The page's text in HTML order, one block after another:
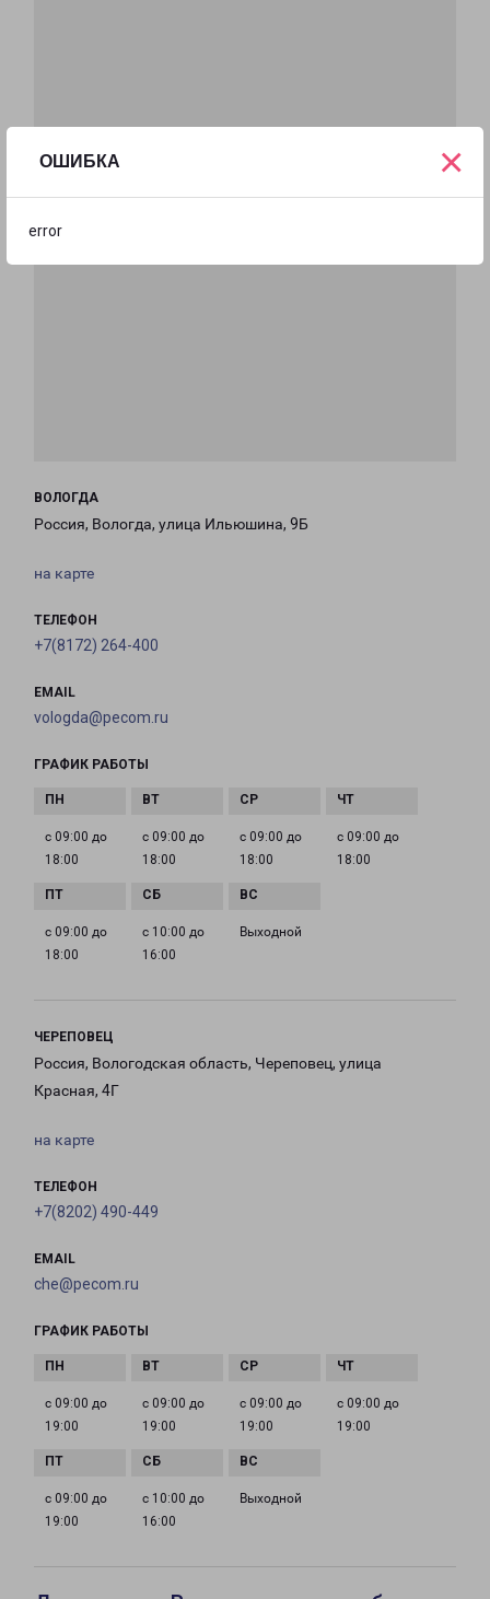
ОШИБКА
error
×
ВОЛОГДА
Россия, Вологда, улица Ильюшина, 9Б
на карте
ТЕЛЕФОН
+7(8172) 264-400
EMAIL
vologda@pecom.ru
ГРАФИК РАБОТЫ
с 09:00 до
18:00
с 09:00 до
18:00
с 09:00 до
18:00
с 09:00 до
18:00
с 09:00 до
18:00
с 10:00 до
16:00
Выходной
ЧЕРЕПОВЕЦ
Россия, Вологодская область, Череповец, улица
Красная, 4Г
на карте
ТЕЛЕФОН
+7(8202) 490-449
EMAIL
che@pecom.ru
ГРАФИК РАБОТЫ
с 09:00 до
19:00
с 09:00 до
19:00
с 09:00 до
19:00
с 09:00 до
19:00
с 09:00 до
19:00
с 10:00 до
16:00
Выходной